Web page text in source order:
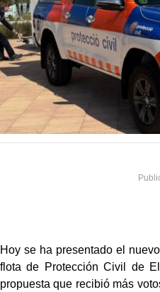
Hoy se ha presentado el
flota de Protección Civil de
propuesta que recibió más